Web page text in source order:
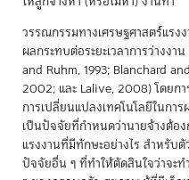
วรรณกรรมทางเศรษฐศาสตร์แร
ผลกระทบต่อระยะเวลาการว่างงา
and Ruhm, 1993; Blanchard
2002; และ Lalive, 2008) โดยก
การเปลี่ยนแปลงเทคโนโลยีในกา
เป็นปัจจัยที่กำหนดว่านายจ้างต้อง
แรงงานที่มีทักษะอย่างไร สำหรับ
ปัจจัยอื่น ๆ ที่ทำให้ตัดสินใจว่าจะท